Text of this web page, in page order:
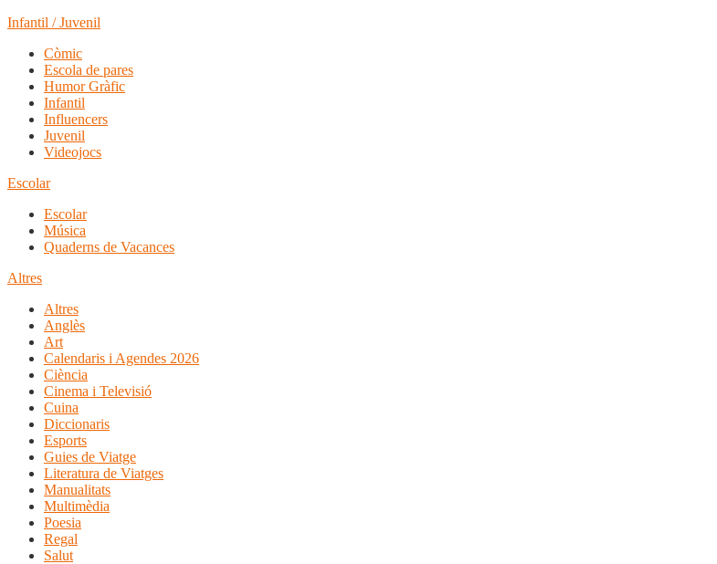
Infantil / Juvenil
Còmic
Escola de pares
Humor Gràfic
Infantil
Influencers
Juvenil
Videojocs
Escolar
Escolar
Música
Quaderns de Vacances
Altres
Altres
Anglès
Art
Calendaris i Agendes 2026
Ciència
Cinema i Televisió
Cuina
Diccionaris
Esports
Guies de Viatge
Literatura de Viatges
Manualitats
Multimèdia
Poesia
Regal
Salut